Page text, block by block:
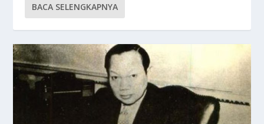
BACA SELENGKAPNYA